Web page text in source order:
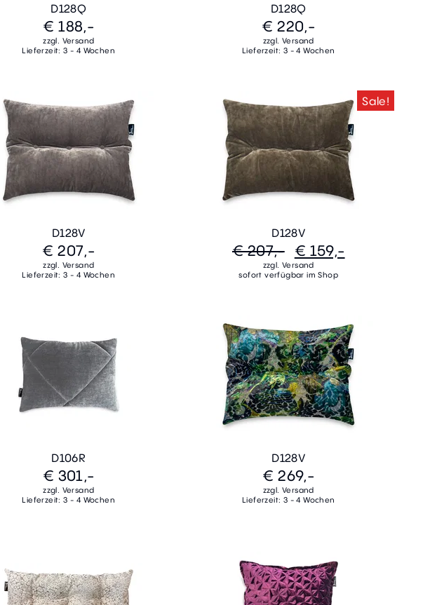
D128Q
€ 188,-
zzgl. Versand
Lieferzeit: 3 - 4 Wochen
D128Q
€ 220,-
zzgl. Versand
Lieferzeit: 3 - 4 Wochen
D128V
€ 207,-
zzgl. Versand
Lieferzeit: 3 - 4 Wochen
Sale!
D128V
€ 207,- € 159,-
zzgl. Versand
sofort verfügbar im Shop
D106R
€ 301,-
zzgl. Versand
Lieferzeit: 3 - 4 Wochen
D128V
€ 269,-
zzgl. Versand
Lieferzeit: 3 - 4 Wochen